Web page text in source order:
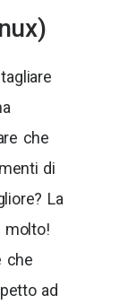
che
di
La
molto!
che
ad